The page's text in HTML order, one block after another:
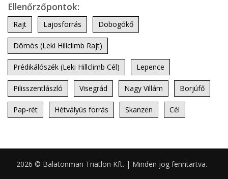
Ellenőrzőpontok:
Rajt Lajosforrás Dobogókő
Dömös (Leki Hillclimb Rajt)
Prédikálószék (Leki Hillclimb Cél) Lepence
Pilisszentlászló Visegrád Nagy Villám Borjúfő
Pap-rét Hétvályús forrás Skanzen Cél
2026 © Balatonman Triatlon Kft. | Minden jog fenntartva.